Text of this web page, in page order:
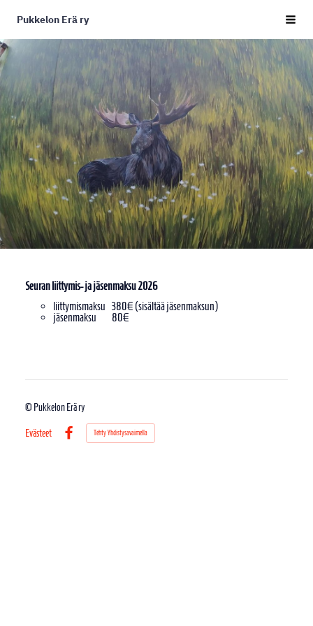
sivun
Pukkelon Erä ry Haku
Seuran liittymis- ja jäsenmaksu 2026
liittymismaksu 380€ (sisältää jäsenmaksun)
jäsenmaksu 80€
© Pukkelon Erä ry
Evästeet
Facebook
Tehty Yhdistysavaimella